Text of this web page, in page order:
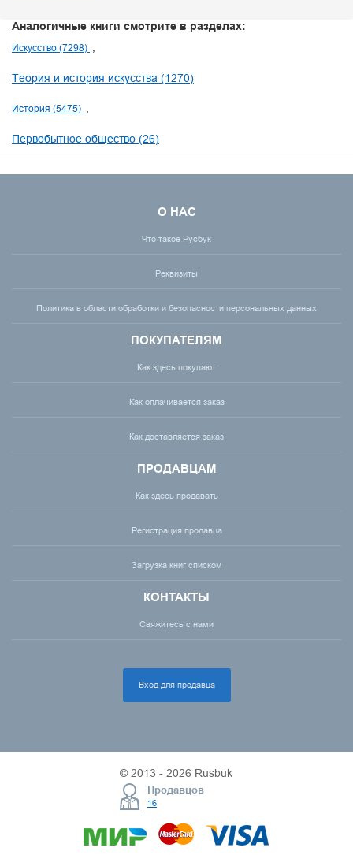
Аналогичные книги смотрите в разделах:
Искусство (7298)
Теория и история искусства (1270)
История (5475)
Первобытное общество (26)
О НАС
Что такое Русбук
Реквизиты
Политика в области обработки и безопасности персональных данных
ПОКУПАТЕЛЯМ
Как здесь покупают
Как оплачивается заказ
Как доставляется заказ
ПРОДАВЦАМ
Как здесь продавать
Регистрация продавца
Загрузка книг списком
КОНТАКТЫ
Свяжитесь с нами
Вход для продавца
© 2013 - 2026 Rusbuk
Продавцов
16